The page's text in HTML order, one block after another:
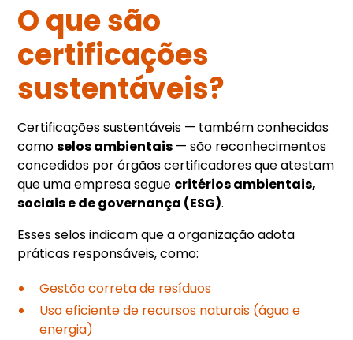
O que são
certificações
sustentáveis?
Certificações sustentáveis — também conhecidas
comoselos ambientais — são reconhecimentos
concedidos por órgãos certificadores que atestam
que uma empresa segue critérios ambientais,
sociais e de governança (ESG).
Esses selos indicam que a organização adota
práticas responsáveis, como:
Gestão correta de resíduos
Uso eficiente de recursos naturais (água e
energia)